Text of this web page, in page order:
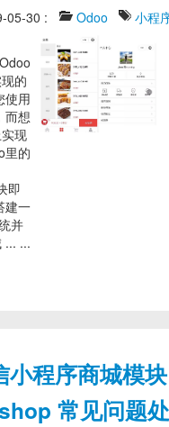
05-30 : Odoo
小程
的
使用
而想
现
里的
即
建一
并
... ...
小程序商城模块
常见问题